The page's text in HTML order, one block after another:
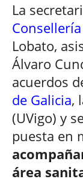
La
Lobato,
Álvaro
acuerdos
de Galicia,
(UVigo) y
puesta en
área